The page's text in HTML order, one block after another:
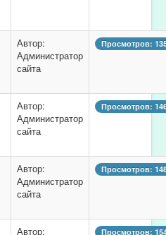
Автор:
Администратор
сайта
Просмотров:
Автор:
Администратор
сайта
Просмотров:
Автор:
Администратор
сайта
Просмотров:
Автор:
Просмотров: